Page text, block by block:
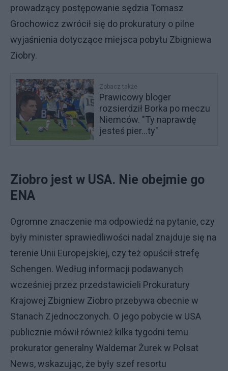
prowadzący postępowanie sędzia Tomasz
Grochowicz zwrócił się do prokuratury o pilne
wyjaśnienia dotyczące miejsca pobytu Zbigniewa
Ziobry.
Zobacz także
Prawicowy bloger
rozsierdził Borka po meczu
Niemców. "Ty naprawdę
jesteś pier...ty"
Ziobro jest w USA. Nie obejmie go
ENA
Ogromne znaczenie ma odpowiedź na pytanie, czy
były minister sprawiedliwości nadal znajduje się na
terenie Unii Europejskiej, czy też opuścił strefę
Schengen. Według informacji podawanych
wcześniej przez przedstawicieli Prokuratury
Krajowej Zbigniew Ziobro przebywa obecnie w
Stanach Zjednoczonych. O jego pobycie w USA
publicznie mówił również kilka tygodni temu
prokurator generalny Waldemar Żurek w Polsat
News, wskazując, że były szef resortu